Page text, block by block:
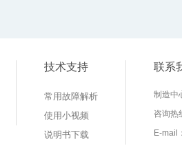
技术支持
常用故障解析
使用小视频
说明书下载
联系
制造中
咨询热
E-mail